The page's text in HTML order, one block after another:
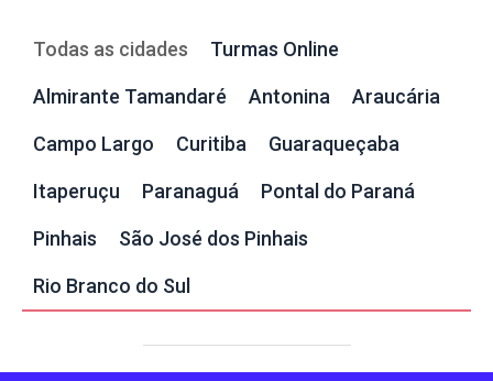
Todas as cidades Turmas Online
Almirante Tamandaré Antonina Araucária
Campo Largo Curitiba Guaraqueçaba
Itaperuçu Paranaguá Pontal do Paraná
Pinhais São José dos Pinhais
Rio Branco do Sul